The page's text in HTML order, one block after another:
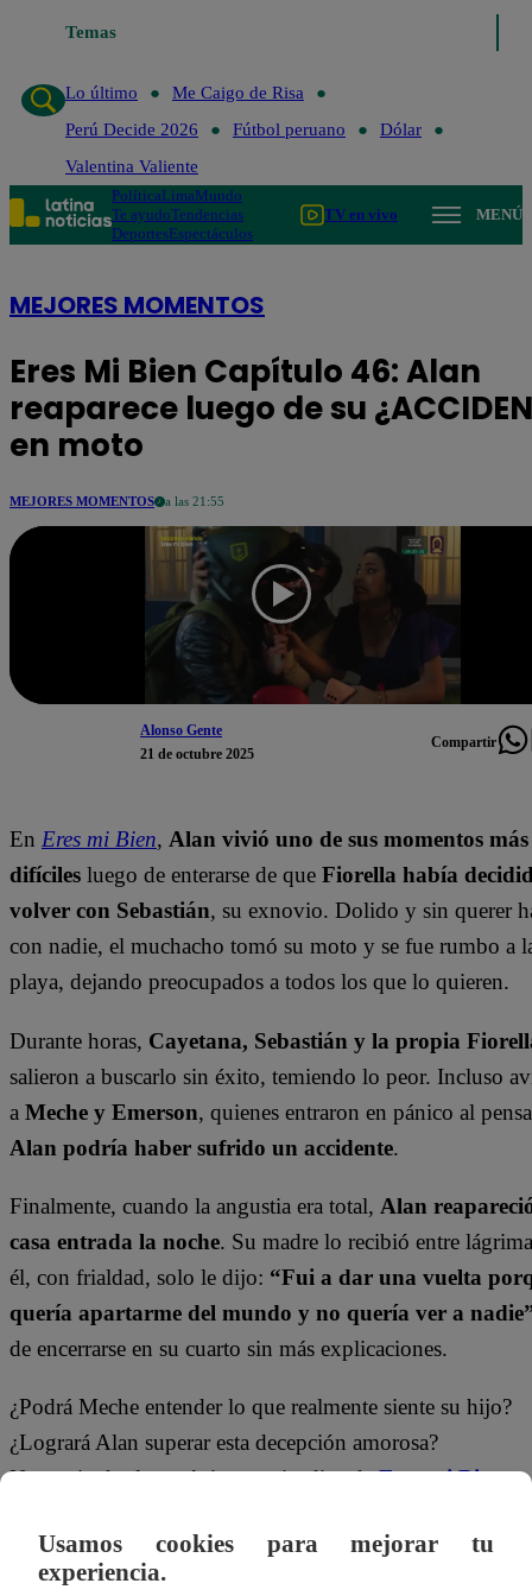
Temas
Lo último
Me Caigo de Risa
Perú Decide 2026
Fútbol peruano
Dólar
Valentina Valiente
PolíticaLimaMundo
Te ayudoTendencias
DeportesEspectáculos
TV en vivo MENÚ
MEJORES MOMENTOS
Eres Mi Bien Capítulo 46: Alan
reaparece luego de su
en moto
MEJORES MOMENTOS a las 21:55
Alonso Gente
21 de octubre 2025
Compartir
En Eres mi Bien, Alan vivió uno de sus momentos más
difíciles luego de enterarse de que Fiorella había
volver con Sebastián, su exnovio. Dolido y sin querer
con nadie, el muchacho tomó su moto y se fue rumbo a
playa, dejando preocupados a todos los que lo quieren.
Durante horas, Cayetana, Sebastián y la propia
salieron a buscarlo sin éxito, temiendo lo peor. Incluso
a Meche y Emerson, quienes entraron en pánico al
Alan podría haber sufrido un accidente.
Finalmente, cuando la angustia era total, Alan
casa entrada la noche. Su madre lo recibió entre
él, con frialdad, solo le dijo: “Fui a dar una vuelta
quería apartarme del mundo y no quería ver a
de encerrarse en su cuarto sin más explicaciones.
¿Podrá Meche entender lo que realmente siente su hijo?
¿Logrará Alan superar esta decepción amorosa?
No te pierdas los próximos episodios deEres mi Bien.
¡No te olvides de unirte a nuestro canal
Usamos cookies para mejorar tu
experiencia.